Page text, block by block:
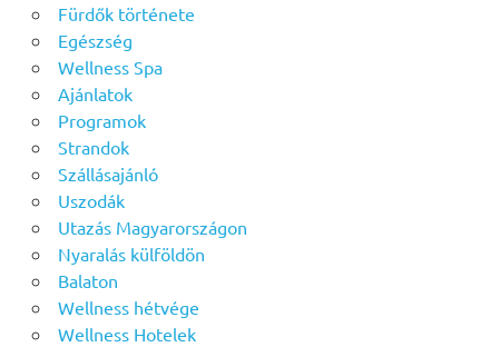
Fürdők története
Egészség
Wellness Spa
Ajánlatok
Programok
Strandok
Szállásajánló
Uszodák
Utazás Magyarországon
Nyaralás külföldön
Balaton
Wellness hétvége
Wellness Hotelek